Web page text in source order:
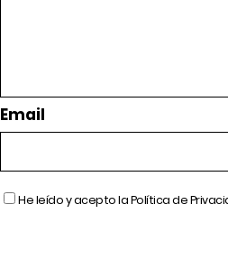
Email
He leído y acepto laPolítica de